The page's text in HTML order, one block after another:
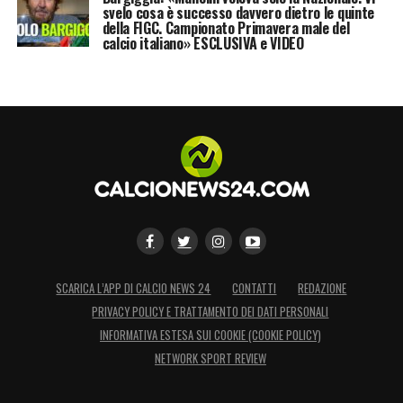
è arrivato l’exInterBardi, scambiato con
trasferimento a titolo definitivo
dell’attaccante austriaco classe ’89
Arnautovic.
Marko Arnautovic in rossoblù:
finalmente Mihajlovic ha il
centravanti
Grande attesa in città per quello che sarà il
svelo cosa è successo davvero dietro le quinte
della FIGC. Campionato Primavera male del
calcio italiano» ESCLUSIVA e VIDEO
SCARICA L’APP DI CALCIO NEWS 24 CONTATTI
REDAZIONE
PRIVACY POLICY E TRATTAMENTO DEI DATI PERSONALI
INFORMATIVA ESTESA SUI COOKIE (COOKIE POLICY)
NETWORK SPORT REVIEW